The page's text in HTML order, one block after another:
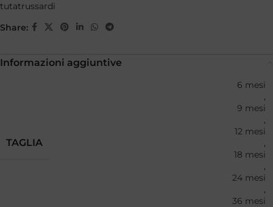
tutatrussardi
Share:
Informazioni aggiuntive
TAGLIA
6 mesi
,
9 mesi
,
12 mesi
,
18 mesi
,
24 mesi
,
36 mesi